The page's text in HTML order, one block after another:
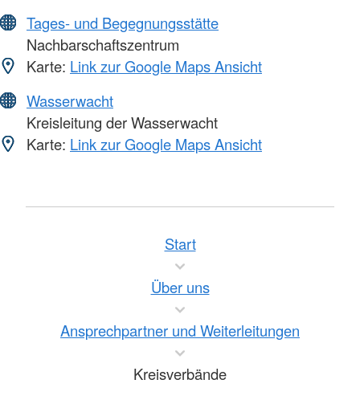
Tages- und Begegnungsstätte
Nachbarschaftszentrum
Karte: Link zur Google Maps Ansicht
Wasserwacht
Kreisleitung der Wasserwacht
Karte: Link zur Google Maps Ansicht
Start
Über uns
Ansprechpartner und Weiterleitungen
Kreisverbände